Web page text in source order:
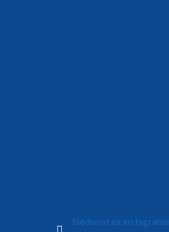
Sledovat na Instagramu